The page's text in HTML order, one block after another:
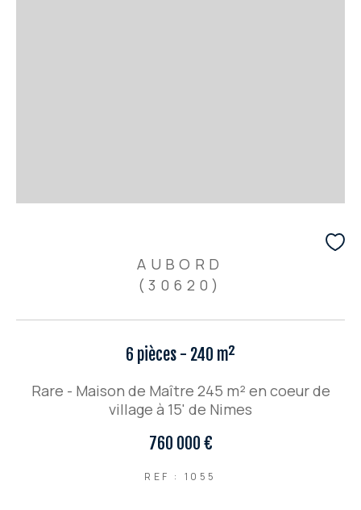
AUBORD
(30620)
6 pièces - 240 m²
Rare - Maison de Maître 245 m² en coeur de
village à 15' de Nimes
760 000 €
REF : 1055